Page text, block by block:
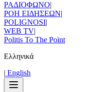
ΡΑΔΙΟΦΩΝΟ|
ΡΟΗ ΕΙΔΗΣΕΩΝ|
POLIGNOSI|
WEB TV|
Politis To The Point
Ελληνικά
| Εnglish